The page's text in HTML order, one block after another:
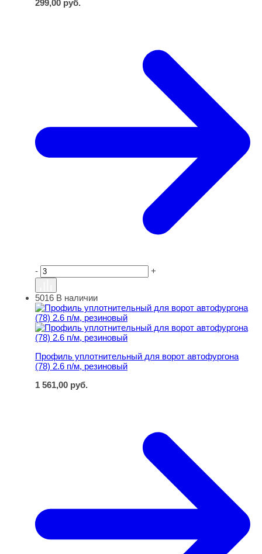
299,00 руб.
- +
Профиль уплотнительный для ворот автофургона (78)
5016 В наличии
Профиль уплотнительный для ворот автофургона
(78) 2.6 п/м, резиновый
1 561,00 руб.